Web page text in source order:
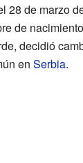
28 de marzo
de
decidió
en Serbia.